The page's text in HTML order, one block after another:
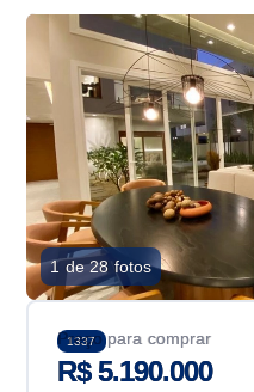
1 de 28 fotos
1337
Preço para comprar
R$ 5.190.000